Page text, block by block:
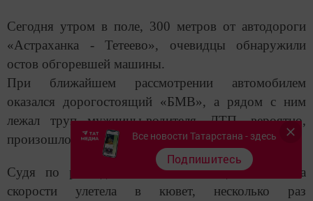
Сегодня утром в поле, 300 метров от автодороги
«Астраханка - Тетеево», очевидцы обнаружили
остов обгоревшей машины.
При ближайшем рассмотрении автомобилем
оказался дорогостоящий «БМВ», а рядом с ним
лежал труп мужчины-водителя. ДТП, вероятно,
произошло минувшей ночью.
Судя по раскиданным в поле вещам, БМВ на
скорости улетела в кювет, несколько раз
Все новости Татарстана - здесь
Подпишитесь